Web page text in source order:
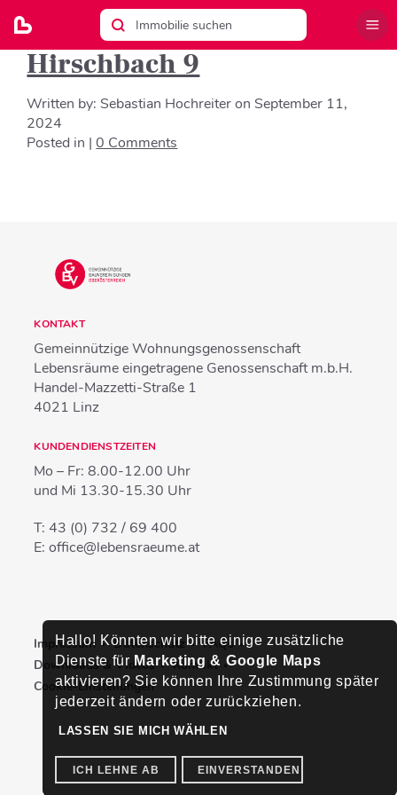
Hirschbach 9
Written by:Sebastian HochreiteronSeptember 11,
2024
Posted in |0 Comments
KONTAKT
Gemeinnützige Wohnungsgenossenschaft
Lebensräume eingetragene Genossenschaft m.b.H.
Handel-Mazzetti-Straße 1
4021 Linz
KUNDENDIENSTZEITEN
Mo – Fr: 8.00-12.00 Uhr
und Mi 13.30-15.30 Uhr
T:43 (0) 732 / 69 400
E:office@lebensraeume.at
Impressum Datenschutz
FAQs
Downloads & Videos
Kontakt
Cookie-Einstellungen
Hallo! Könnten wir bitte einige zusätzliche
Dienste für Marketing & Google Maps
aktivieren? Sie können Ihre Zustimmung später
jederzeit ändern oder zurückziehen.
LASSEN SIE MICH WÄHLEN
ICH LEHNE AB EINVERSTANDEN